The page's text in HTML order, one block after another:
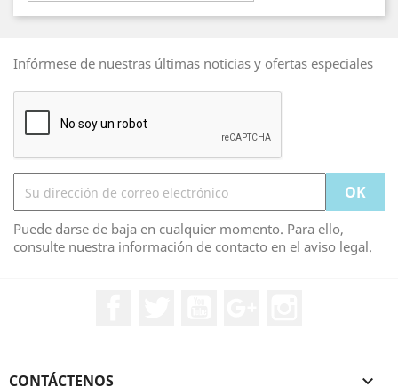
Infórmese de nuestras últimas noticias y ofertas especiales
Puede darse de baja en cualquier momento. Para ello,
consulte nuestra información de contacto en el aviso legal.
CONTÁCTENOS 